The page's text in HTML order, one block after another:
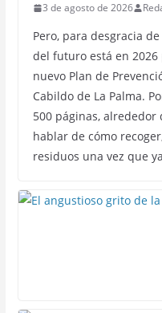
3 de agosto de 2026
Pero, para desgracia
del futuro está en
nuevo Plan de
Cabildo de La Palma.
500 páginas, alrededor
hablar de cómo
residuos una vez que